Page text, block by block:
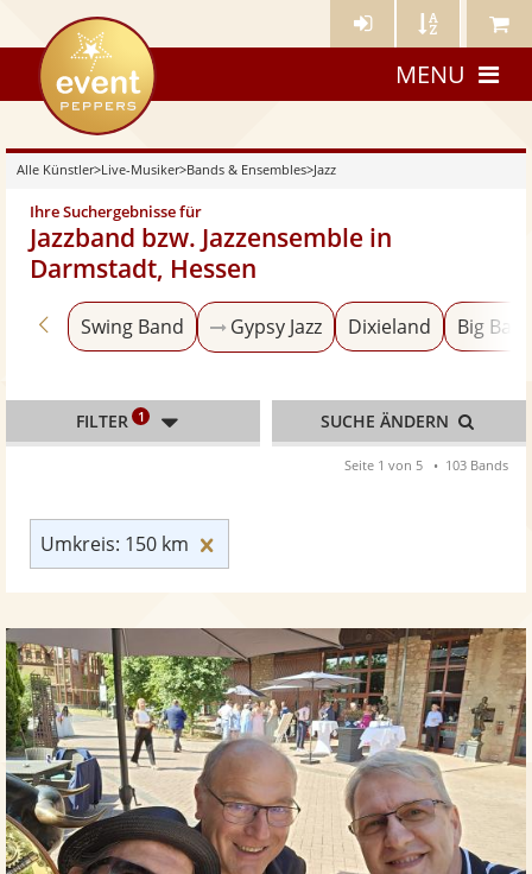
Künstler- Künstler Meine
eventpeppers
MENU
Alle Künstler>Live-Musiker>Bands & Ensembles>Jazz
Ihre Suchergebnisse für
Jazzband bzw. Jazzensemble in
Darmstadt, Hessen
Zurück zu «Bands & Ensembles»
Swing Band Gypsy Jazz Dixieland Big
Umkreis: 150 km
FILTER 1 SUCHE ÄNDERN
Seite 1 von 5 103 Bands